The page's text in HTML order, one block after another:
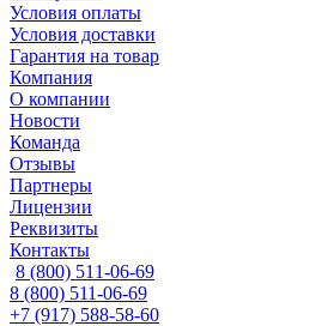
Условия оплаты
Условия доставки
Гарантия на товар
Компания
О компании
Новости
Команда
Отзывы
Партнеры
Лицензии
Реквизиты
Контакты
8 (800) 511-06-69
8 (800) 511-06-69
+7 (917) 588-58-60